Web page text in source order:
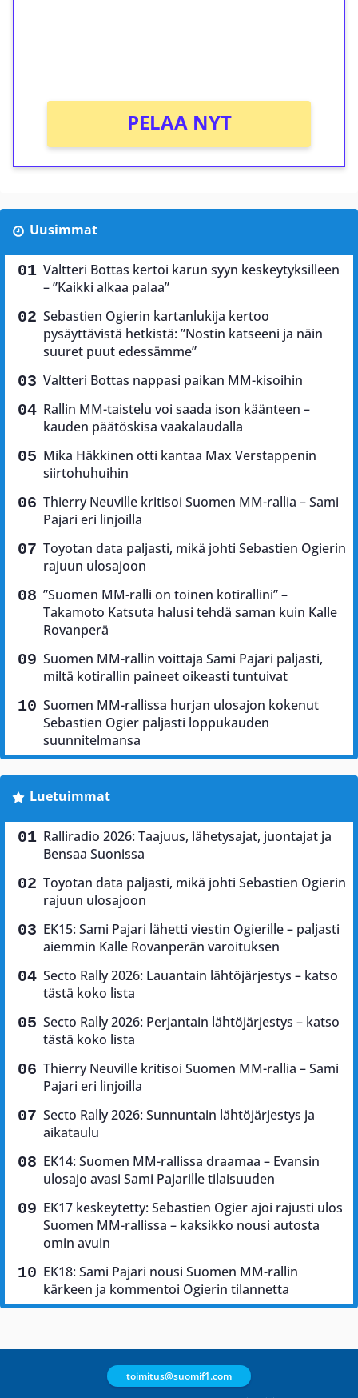
PELAA NYT
Uusimmat
Valtteri Bottas kertoi karun syyn keskeytyksilleen
– ”Kaikki alkaa palaa”
Sebastien Ogierin kartanlukija kertoo
pysäyttävistä hetkistä: ”Nostin katseeni ja näin
suuret puut edessämme”
Valtteri Bottas nappasi paikan MM-kisoihin
Rallin MM-taistelu voi saada ison käänteen –
kauden päätöskisa vaakalaudalla
Mika Häkkinen otti kantaa Max Verstappenin
siirtohuhuihin
Thierry Neuville kritisoi Suomen MM-rallia – Sami
Pajari eri linjoilla
Toyotan data paljasti, mikä johti Sebastien Ogierin
rajuun ulosajoon
”Suomen MM-ralli on toinen kotirallini” –
Takamoto Katsuta halusi tehdä saman kuin Kalle
Rovanperä
Suomen MM-rallin voittaja Sami Pajari paljasti,
miltä kotirallin paineet oikeasti tuntuivat
Suomen MM-rallissa hurjan ulosajon kokenut
Sebastien Ogier paljasti loppukauden
suunnitelmansa
Luetuimmat
Ralliradio 2026: Taajuus, lähetysajat, juontajat ja
Bensaa Suonissa
Toyotan data paljasti, mikä johti Sebastien Ogierin
rajuun ulosajoon
EK15: Sami Pajari lähetti viestin Ogierille – paljasti
aiemmin Kalle Rovanperän varoituksen
Secto Rally 2026: Lauantain lähtöjärjestys – katso
tästä koko lista
Secto Rally 2026: Perjantain lähtöjärjestys – katso
tästä koko lista
Thierry Neuville kritisoi Suomen MM-rallia – Sami
Pajari eri linjoilla
Secto Rally 2026: Sunnuntain lähtöjärjestys ja
aikataulu
EK14: Suomen MM-rallissa draamaa – Evansin
ulosajo avasi Sami Pajarille tilaisuuden
EK17 keskeytetty: Sebastien Ogier ajoi rajusti ulos
Suomen MM-rallissa – kaksikko nousi autosta
omin avuin
EK18: Sami Pajari nousi Suomen MM-rallin
kärkeen ja kommentoi Ogierin tilannetta
toimitus@suomif1.com